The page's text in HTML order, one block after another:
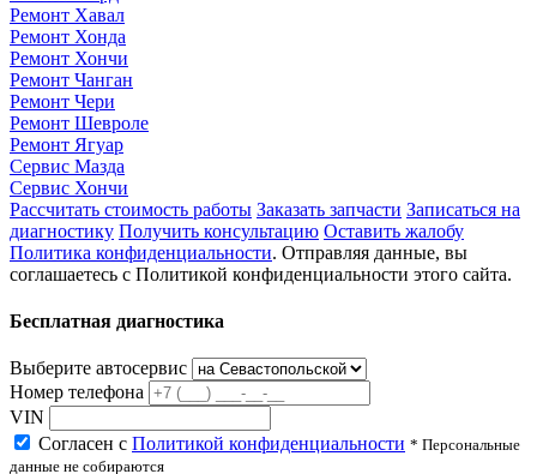
Ремонт Хавал
Ремонт Хонда
Ремонт Хончи
Ремонт Чанган
Ремонт Чери
Ремонт Шевроле
Ремонт Ягуар
Сервис Мазда
Сервис Хончи
Рассчитать стоимость работы Заказать запчасти Записаться на
диагностику Получить консультацию Оставить жалобу
Политика конфиденциальности. Отправляя данные, вы
соглашаетесь с Политикой конфиденциальности этого сайта.
Бесплатная диагностика
Выберите автосервис
Номер телефона
VIN
Согласен с Политикой конфиденциальности * Персональные
данные не собираются